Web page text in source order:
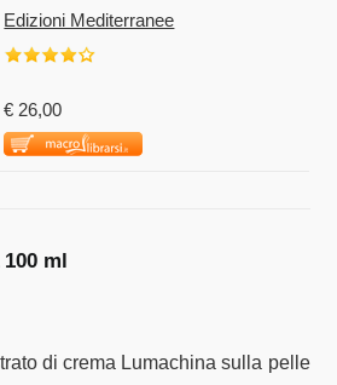
Edizioni Mediterranee
€ 26,00
ml
di crema Lumachina sulla pelle